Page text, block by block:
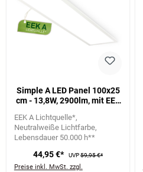
Simple A LED Panel 100x25
cm - 13,8W, 2900lm, mit EEK
Weiß
EEK A Lichtquelle*
Neutralweiße Lichtfarbe
Lebensdauer 50.000 h**
44,95 €* UVP59,95 €*
Preise inkl. MwSt. zzgl.